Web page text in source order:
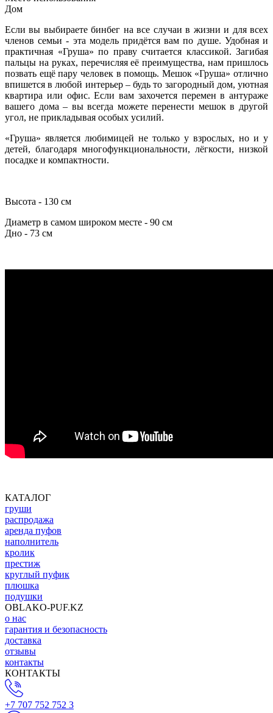
Дом
Если вы выбираете бинбег на все случаи в жизни и для всех
членов семьи - эта модель придётся вам по душе. Удобная и
практичная «Груша» по праву считается классикой. Загибая
пальцы на руках, перечисляя её преимущества, нам пришлось
позвать ещё пару человек в помощь. Мешок «Груша» отлично
впишется в любой интерьер – будь то загородный дом, уютная
квартира или офис. Если вам захочется перемен в антураже
вашего дома – вы всегда можете перенести мешок в другой
угол, не прикладывая особых усилий.
«Груша» является любимицей не только у взрослых, но и у
детей, благодаря многофункциональности, лёгкости, низкой
посадке и компактности.
Высота - 130 см
Диаметр в самом широком месте - 90 см
Дно - 73 см
КАТАЛОГ
груши
распродажа
аренда пуфов
наполнитель
кролик
престиж
круглый пуфик
плюшка
подушки
OBLAKO-PUF.KZ
о нас
гарантия и безопасность
доставка
отзывы
контакты
КОНТАКТЫ
+7 707 752 752 3